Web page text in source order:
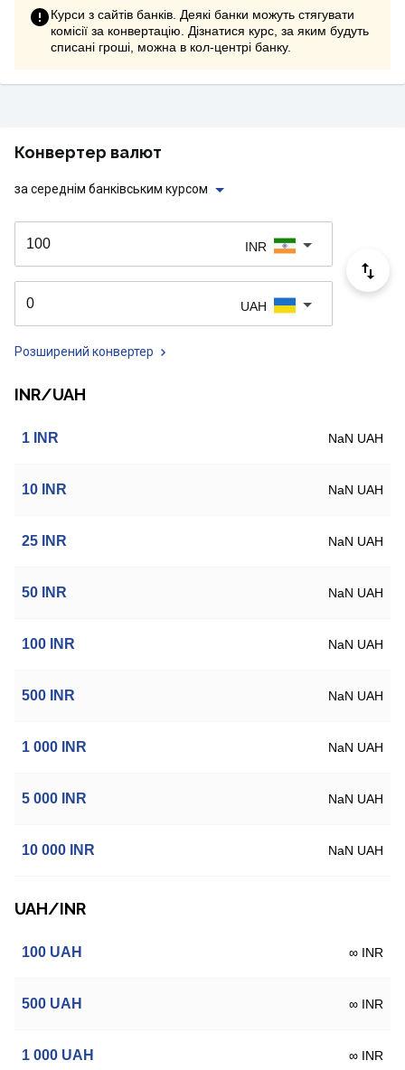
Курси з сайтів банків. Деякі банки можуть стягувати
комісії за конвертацію. Дізнатися курс, за яким будуть
списані гроші, можна в кол-центрі банку.
Конвертер валют
за середнім банківським курсом
INR
UAH
Розширений конвертер
INR/UAH
1 INR NaN UAH
10 INR NaN UAH
25 INR NaN UAH
50 INR NaN UAH
100 INR NaN UAH
500 INR NaN UAH
1 000 INR NaN UAH
5 000 INR NaN UAH
10 000 INR NaN UAH
UAH/INR
100 UAH ∞ INR
500 UAH ∞ INR
1 000 UAH ∞ INR